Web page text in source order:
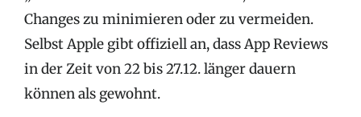
Changes zu minimieren oder zu vermeiden.
Selbst Apple gibt offiziell an, dass App Reviews
in der Zeit von 22 bis 27.12. länger dauern
können als gewohnt.